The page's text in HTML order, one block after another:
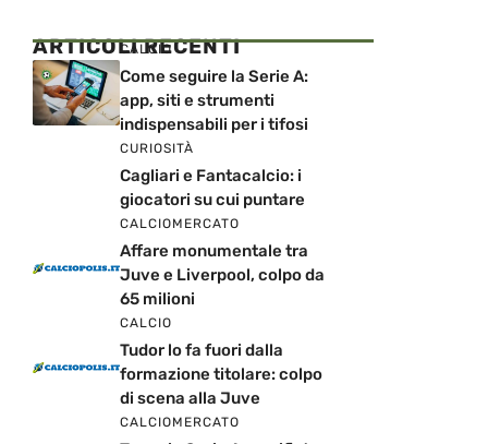
ARTICOLI RECENTI
CALCIO
Come seguire la Serie A:
app, siti e strumenti
indispensabili per i tifosi
CURIOSITÀ
Cagliari e Fantacalcio: i
giocatori su cui puntare
CALCIOMERCATO
Affare monumentale tra
Juve e Liverpool, colpo da
65 milioni
CALCIO
Tudor lo fa fuori dalla
formazione titolare: colpo
di scena alla Juve
CALCIOMERCATO